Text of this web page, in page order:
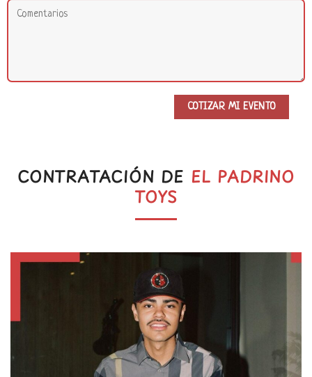
CONTRATACIÓN DE EL PADRINO
TOYS